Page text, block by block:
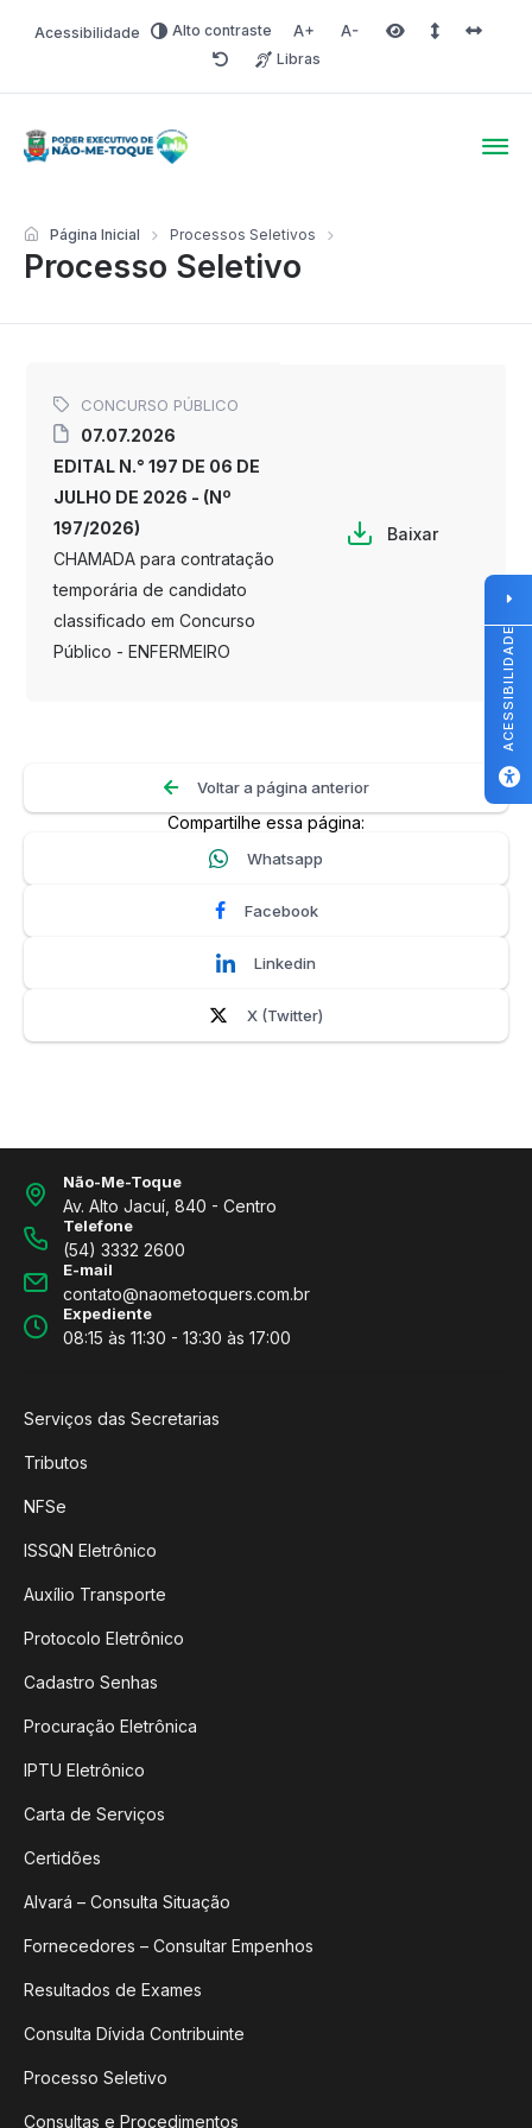
Acessibilidade Alto contraste Aumentar fonte
Diminuir fonteÁrea selecionada
Espaço
RedefinirLibras
Processo Seletivo
Página Inicial Processos Seletivos
CONCURSO PÚBLICO
07.07.2026
EDITAL N.° 197 DE 06 DE
JULHO DE 2026 - (Nº
197/2026)
CHAMADA para contratação
temporária de candidato
classificado em Concurso
Público - ENFERMEIRO
Baixar
Voltar a página anterior
Compartilhe essa página:
Whatsapp
Facebook
Linkedin
X (Twitter)
Não-Me-Toque
Av. Alto Jacuí, 840 - Centro
Telefone
(54) 3332 2600
E-mail
contato@naometoquers.com.br
Expediente
08:15 às 11:30 - 13:30 às 17:00
Serviços das Secretarias
Tributos
NFSe
ISSQN Eletrônico
Auxílio Transporte
Protocolo Eletrônico
Cadastro Senhas
Procuração Eletrônica
IPTU Eletrônico
Carta de Serviços
Certidões
Alvará – Consulta Situação
Fornecedores – Consultar Empenhos
Resultados de Exames
Consulta Dívida Contribuinte
Processo Seletivo
Consultas e Procedimentos
ACESSIBILIDADE